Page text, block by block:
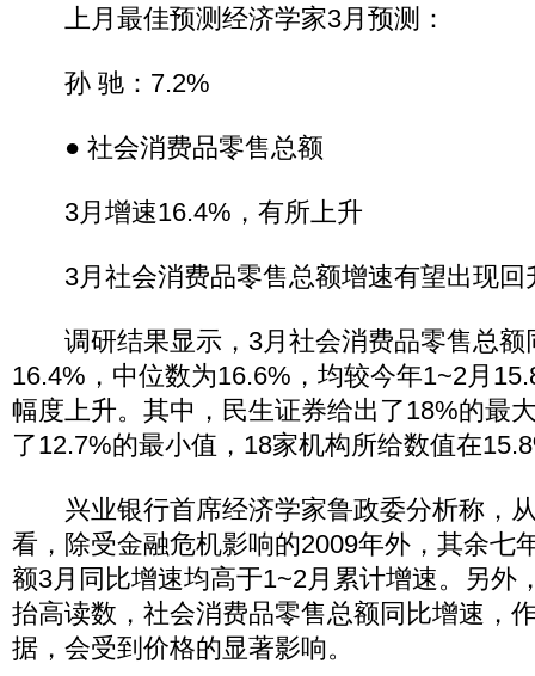
上月最佳预测经济学家3月预测：
孙 驰：7.2%
● 社会消费品零售总额
3月增速16.4%，有所上升
3月社会消费品零售总额增速有望出现回
调研结果显示，3月社会消费品零售总额
16.4%，中位数为16.6%，均较今年1~2月
幅度上升。其中，民生证券给出了18%的最
了12.7%的最小值，18家机构所给数值在
兴业银行首席经济学家鲁政委分析称，
看，除受金融危机影响的2009年外，其余七
额3月同比增速均高于1~2月累计增速。另外
抬高读数，社会消费品零售总额同比增速，
据，会受到价格的显著影响。